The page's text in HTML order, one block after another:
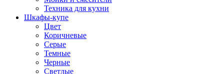
Техника для кухни
Шкафы-купе
Цвет
Коричневые
Серые
Темные
Черные
Светлые